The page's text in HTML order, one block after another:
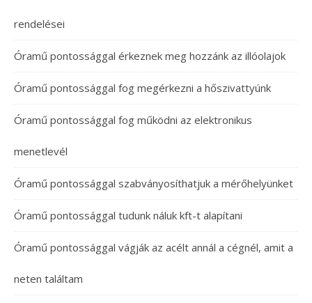
rendelései
Óramű pontossággal érkeznek meg hozzánk az illóolajok
Óramű pontossággal fog megérkezni a hőszivattyúnk
Óramű pontossággal fog működni az elektronikus
menetlevél
Óramű pontossággal szabványosíthatjuk a mérőhelyünket
Óramű pontossággal tudunk náluk kft-t alapítani
Óramű pontossággal vágják az acélt annál a cégnél, amit a
neten találtam